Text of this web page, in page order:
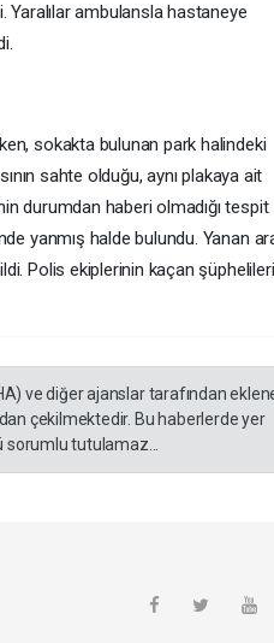
Yaralılar ambulansla hastaneye
sokakta bulunan park halindeki
sahte olduğu, aynı plakaya ait
durumdan haberi olmadığı tespit
yanmış halde bulundu. Yanan
Polis ekiplerinin kaçan şüphelileri
ve diğer ajanslar tarafından
çekilmektedir. Bu haberlerde yer
sorumlu tutulamaz...